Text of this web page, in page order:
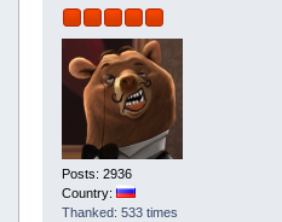
Posts: 2936
Country:
Thanked: 533 times